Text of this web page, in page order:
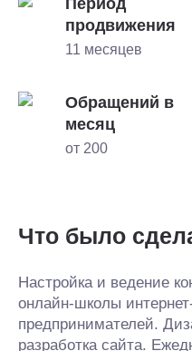
продвижения
11 месяцев
Обращений в
месяц
от 200
Что было
Настройка и ведение
онлайн-школы
предпринимателей.
разработка сайта.